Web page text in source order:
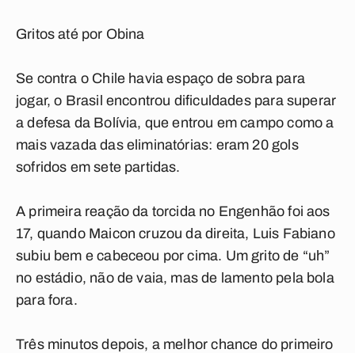
Gritos até por Obina
Se contra o Chile havia espaço de sobra para
jogar, o Brasil encontrou dificuldades para superar
a defesa da Bolívia, que entrou em campo como a
mais vazada das eliminatórias: eram 20 gols
sofridos em sete partidas.
A primeira reação da torcida no Engenhão foi aos
17, quando Maicon cruzou da direita, Luis Fabiano
subiu bem e cabeceou por cima. Um grito de “uh”
no estádio, não de vaia, mas de lamento pela bola
para fora.
Três minutos depois, a melhor chance do primeiro